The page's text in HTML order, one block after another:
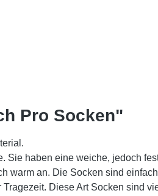
Pro Socken"
haben eine weiche, jedoch
warm an. Die Socken sind
Diese Art Socken sind